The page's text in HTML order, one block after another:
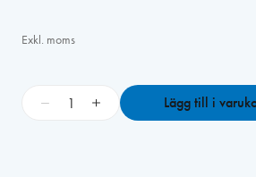
Exkl. moms
+ Lägg till i